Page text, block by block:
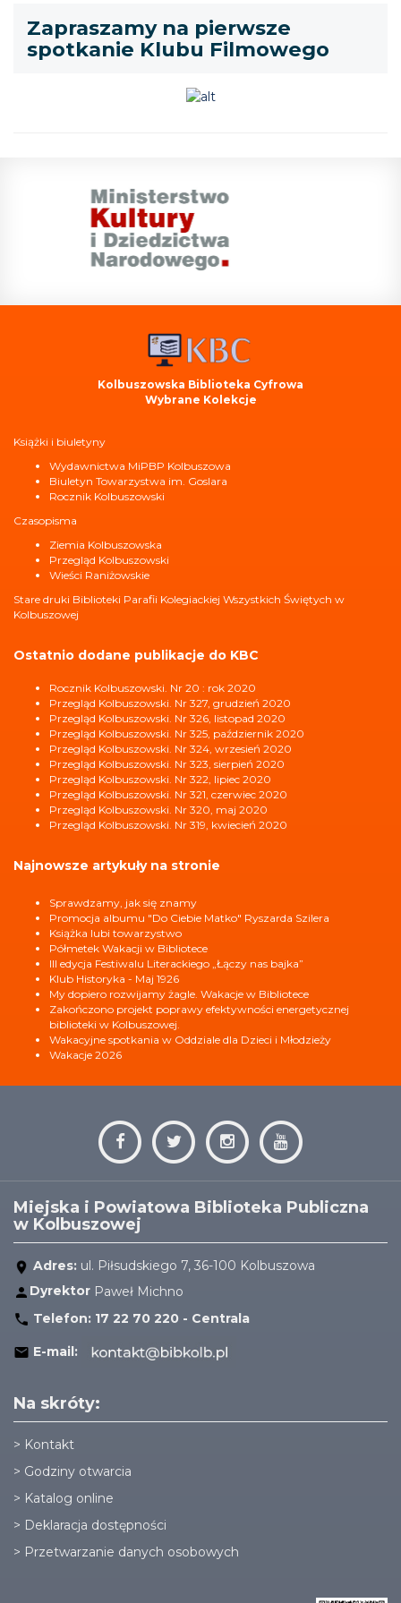
Zapraszamy na pierwsze
spotkanie Klubu Filmowego
Kolbuszowska Biblioteka Cyfrowa
Wybrane Kolekcje
Książki i biuletyny
Wydawnictwa MiPBP Kolbuszowa
Biuletyn Towarzystwa im. Goslara
Rocznik Kolbuszowski
Czasopisma
Ziemia Kolbuszowska
Przegląd Kolbuszowski
Wieści Raniżowskie
Stare druki Biblioteki Parafii Kolegiackiej Wszystkich Świętych w
Kolbuszowej
Ostatnio dodane publikacje do KBC
Rocznik Kolbuszowski. Nr 20 : rok 2020
Przegląd Kolbuszowski. Nr 327, grudzień 2020
Przegląd Kolbuszowski. Nr 326, listopad 2020
Przegląd Kolbuszowski. Nr 325, październik 2020
Przegląd Kolbuszowski. Nr 324, wrzesień 2020
Przegląd Kolbuszowski. Nr 323, sierpień 2020
Przegląd Kolbuszowski. Nr 322, lipiec 2020
Przegląd Kolbuszowski. Nr 321, czerwiec 2020
Przegląd Kolbuszowski. Nr 320, maj 2020
Przegląd Kolbuszowski. Nr 319, kwiecień 2020
Najnowsze artykuły na stronie
Sprawdzamy, jak się znamy
Promocja albumu "Do Ciebie Matko" Ryszarda Szilera
Książka lubi towarzystwo
Półmetek Wakacji w Bibliotece
III edycja Festiwalu Literackiego „Łączy nas bajka”
Klub Historyka - Maj 1926
My dopiero rozwijamy żagle. Wakacje w Bibliotece
Zakończono projekt poprawy efektywności energetycznej
biblioteki w Kolbuszowej.
Wakacyjne spotkania w Oddziale dla Dzieci i Młodzieży
Wakacje 2026
Miejska i Powiatowa Biblioteka Publiczna
w Kolbuszowej
Adres: ul. Piłsudskiego 7, 36-100 Kolbuszowa
Dyrektor Paweł Michno
Telefon: 17 22 70 220 - Centrala
E-mail:
Na skróty:
> Kontakt
> Godziny otwarcia
> Katalog online
> Deklaracja dostępności
> Przetwarzanie danych osobowych